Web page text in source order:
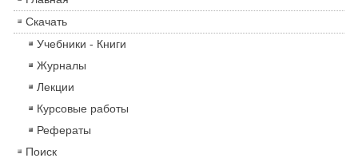
Скачать
Учебники - Книги
Журналы
Лекции
Курсовые работы
Рефераты
Поиск